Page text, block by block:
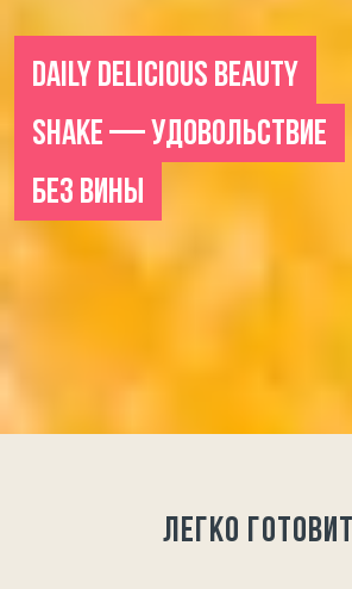
DAILY DELICIOUS BEAUTY
SHAKE — УДОВОЛЬСТВИЕ
БЕЗ ВИНЫ
легко